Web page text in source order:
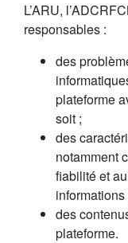
L’ARU,
responsables :
des
plateforme
soit ;
des
notamment
fiabilité et
des
plateforme.